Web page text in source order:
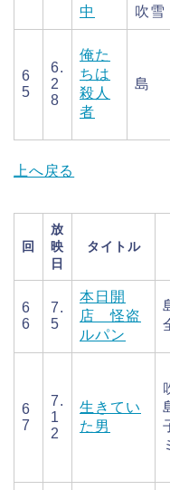
中
吹雪
6
5
6.
2
8
俺た
ちは
殺人
者
島
上へ戻る
回
放
映
日
タイトル
6
6
7.
5
本日開
店 怪盗
ルパン
6
7
7.
1
2
生きてい
た男